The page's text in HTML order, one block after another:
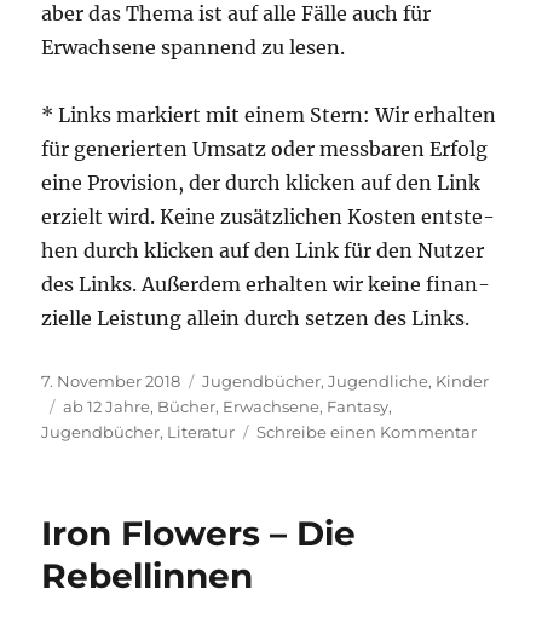
aber das The­ma ist auf alle Fäl­le auch für
Erwach­se­ne span­nend zu lesen.
* Links mar­kiert mit einem Stern: Wir erhal­ten
für gene­rier­ten Umsatz oder mess­ba­ren Erfolg
eine Pro­vi­si­on, der durch kli­cken auf den Link
erzielt wird. Kei­ne zusätz­li­chen Kos­ten ent­ste­
hen durch kli­cken auf den Link für den Nut­zer
des Links. Außer­dem erhal­ten wir kei­ne finan­
zi­el­le Leis­tung allein durch set­zen des Links.
Veröffentlicht
am
7. November 2018 Kategorien
Jugendbücher,Jugendliche, Kinder
Schlagwörter
ab 12 Jahre, Bücher, Erwachsene, Fantasy,
Jugendbücher, Literatur Schreibe einen Kommentarzu
Iron Flowers – Die
Rebellinnen